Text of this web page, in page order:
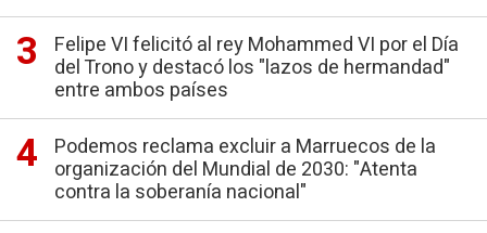
Felipe VI felicitó al rey Mohammed VI por el Día
del Trono y destacó los "lazos de hermandad"
entre ambos países
Podemos reclama excluir a Marruecos de la
organización del Mundial de 2030: "Atenta
contra la soberanía nacional"